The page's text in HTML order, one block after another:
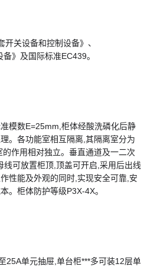
关设备和控制设备》、
》及国际标准EC439。
模数E=25mm,柜体经酸洗磷化后静
。各功能室相互隔离,其隔离室分为
作用相对独立。垂直通道及一二次
可放置柜顶,顶盖可开启,采用后出线
性能及外观的同时,实现安全可靠,安
。柜体防护等级P3X-4X。
25A单元抽屉,单台柜***多可装12层单